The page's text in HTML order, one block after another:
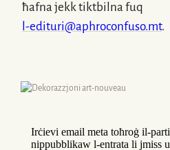
ħafna jekk tiktbilna fuq
l-edituri@aphroconfuso.mt.